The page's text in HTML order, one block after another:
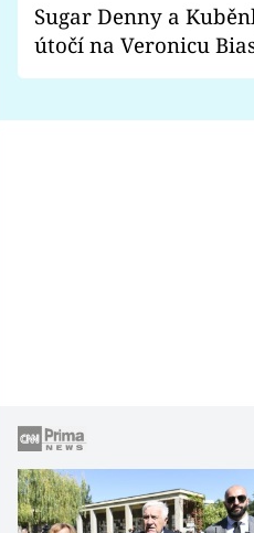
Sugar Denny a
útočí na Veronicu
Proč je podle nich